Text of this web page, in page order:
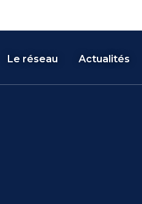
Le réseau Actualités